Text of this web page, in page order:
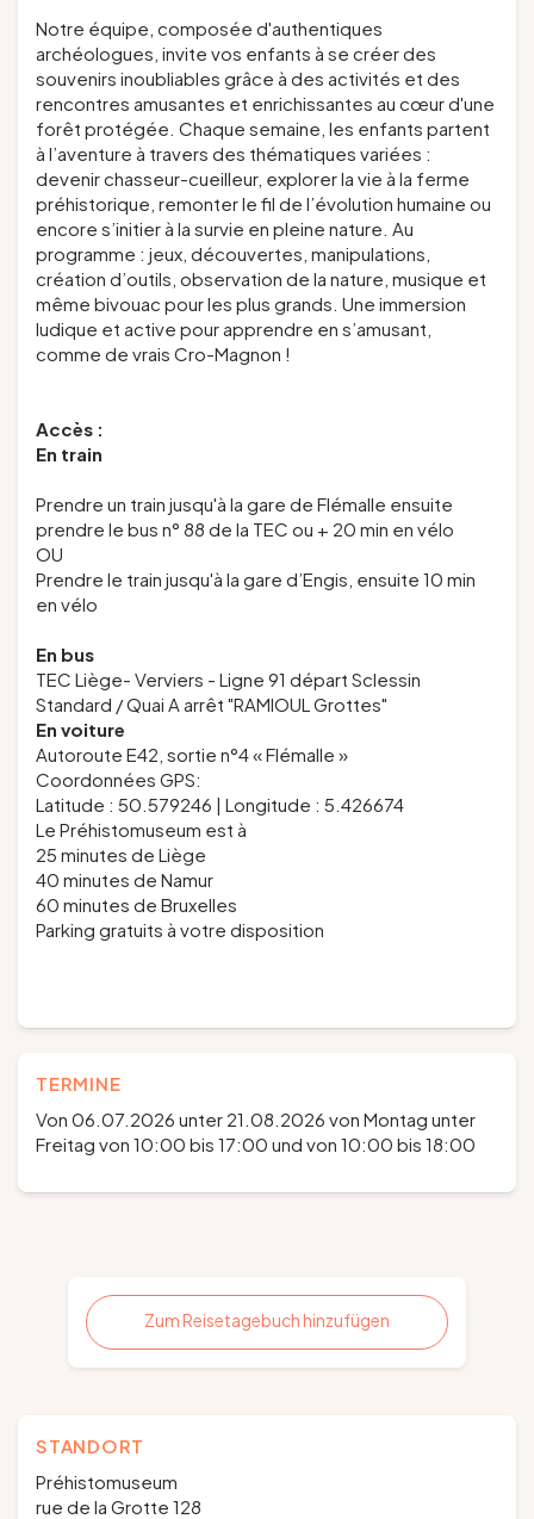
Notre équipe, composée d'authentiques
archéologues, invite vos enfants à se créer des
souvenirs inoubliables grâce à des activités et des
rencontres amusantes et enrichissantes au cœur d'une
forêt protégée. Chaque semaine, les enfants partent
à l’aventure à travers des thématiques variées :
devenir chasseur-cueilleur, explorer la vie à la ferme
préhistorique, remonter le fil de l’évolution humaine ou
encore s’initier à la survie en pleine nature. Au
programme : jeux, découvertes, manipulations,
création d’outils, observation de la nature, musique et
même bivouac pour les plus grands. Une immersion
ludique et active pour apprendre en s’amusant,
comme de vrais Cro-Magnon !
Accès :
En train
Prendre un train jusqu'à la gare de Flémalle ensuite
prendre le bus n° 88 de la TEC ou + 20 min en vélo
OU
Prendre le train jusqu'à la gare d’Engis, ensuite 10 min
en vélo
En bus
TEC Liège- Verviers - Ligne 91 départ Sclessin
Standard / Quai A arrêt "RAMIOUL Grottes"
En voiture
Autoroute E42, sortie n°4 « Flémalle »
Coordonnées GPS:
Latitude : 50.579246 | Longitude : 5.426674
Le Préhistomuseum est à
25 minutes de Liège
40 minutes de Namur
60 minutes de Bruxelles
Parking gratuits à votre disposition
TERMINE
Von 06.07.2026 unter 21.08.2026 von Montag unter
Freitag von 10:00 bis 17:00 und von 10:00 bis 18:00
Zum Reisetagebuch hinzufügen
STANDORT
Préhistomuseum
rue de la Grotte 128